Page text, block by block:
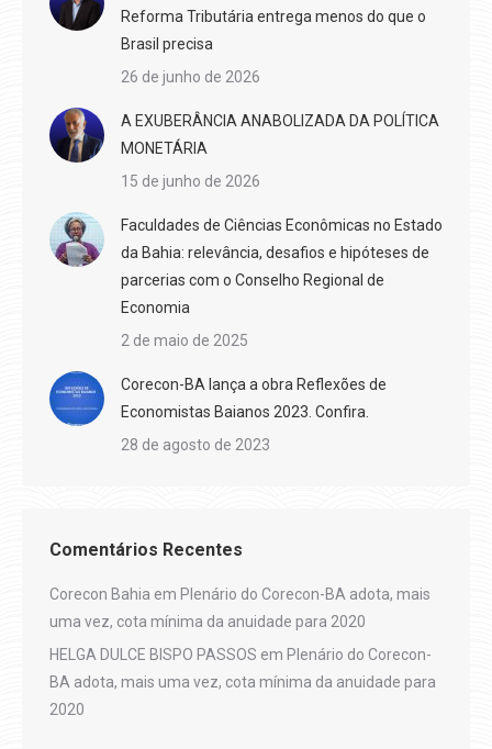
Reforma Tributária entrega menos do que o
Brasil precisa
26 de junho de 2026
A EXUBERÂNCIA ANABOLIZADA DA POLÍTICA
MONETÁRIA
15 de junho de 2026
Faculdades de Ciências Econômicas no Estado
da Bahia: relevância, desafios e hipóteses de
parcerias com o Conselho Regional de
Economia
2 de maio de 2025
Corecon-BA lança a obra Reflexões de
Economistas Baianos 2023. Confira.
28 de agosto de 2023
Comentários Recentes
Corecon Bahia em Plenário do Corecon-BA adota, mais
uma vez, cota mínima da anuidade para 2020
HELGA DULCE BISPO PASSOS em Plenário do Corecon-
BA adota, mais uma vez, cota mínima da anuidade para
2020